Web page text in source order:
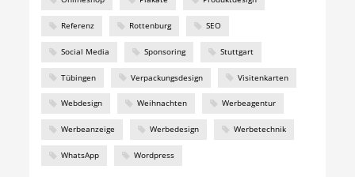
Referenz Rottenburg SEO
Social Media Sponsoring Stuttgart
Tübingen Verpackungsdesign Visitenkarten
Webdesign Weihnachten Werbeagentur
Werbeanzeige Werbedesign Werbetechnik
WhatsApp Wordpress